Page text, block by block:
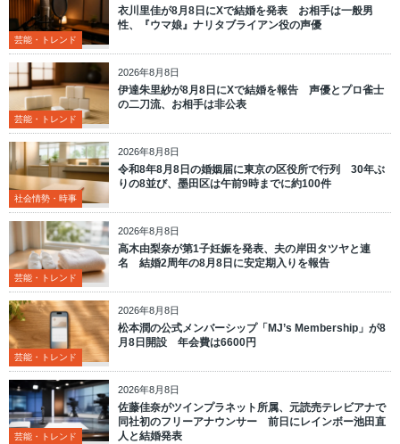
芸能・トレンド
衣川里佳が8月8日にXで結婚を発表 お相手は一般男
性、『ウマ娘』ナリタブライアン役の声優
2026年8月8日
芸能・トレンド
伊達朱里紗が8月8日にXで結婚を報告 声優とプロ雀士
の二刀流、お相手は非公表
2026年8月8日
社会情勢・時事
令和8年8月8日の婚姻届に東京の区役所で行列 30年ぶ
りの8並び、墨田区は午前9時までに約100件
2026年8月8日
芸能・トレンド
高木由梨奈が第1子妊娠を発表、夫の岸田タツヤと連
名 結婚2周年の8月8日に安定期入りを報告
2026年8月8日
芸能・トレンド
松本潤の公式メンバーシップ「MJ’s Membership」が8
月8日開設 年会費は6600円
2026年8月8日
芸能・トレンド
佐藤佳奈がツインプラネット所属、元読売テレビアナで
同社初のフリーアナウンサー 前日にレインボー池田直
人と結婚発表